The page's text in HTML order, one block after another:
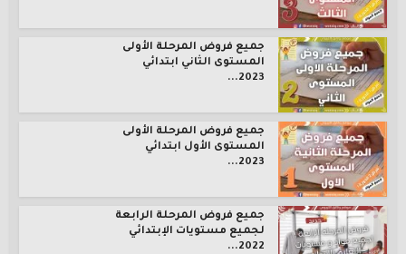
جميع فروض المرحلة الأولى
المستوى الثاني ابتدائي
2023...
جميع فروض المرحلة الأولى
المستوى الأول ابتدائي
2023...
جميع فروض المرحلة الرابعة
لجميع مستويات الإبتدائي
2022...